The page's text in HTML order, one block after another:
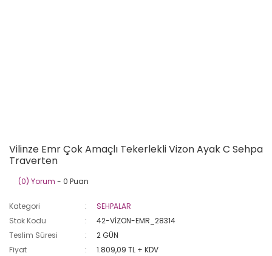
Vilinze Emr Çok Amaçlı Tekerlekli Vizon Ayak C Sehpa
Traverten
(0) Yorum - 0 Puan
Kategori
SEHPALAR
Stok Kodu
42-VİZON-EMR_28314
Teslim Süresi
2 GÜN
Fiyat
1.809,09 TL + KDV